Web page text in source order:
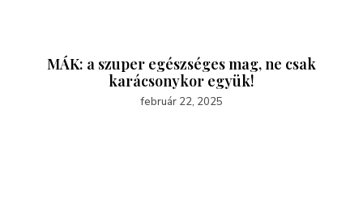
MÁK: a szuper egészséges mag, ne csak
karácsonykor együk!
február 22, 2025